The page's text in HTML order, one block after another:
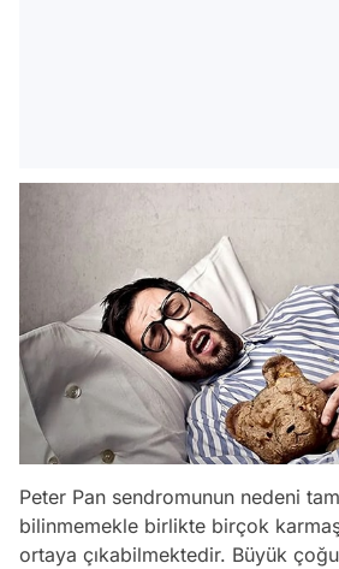
Peter Pan sendromunun nedeni
bilinmemekle birlikte birçok
ortaya çıkabilmektedir. Büyük